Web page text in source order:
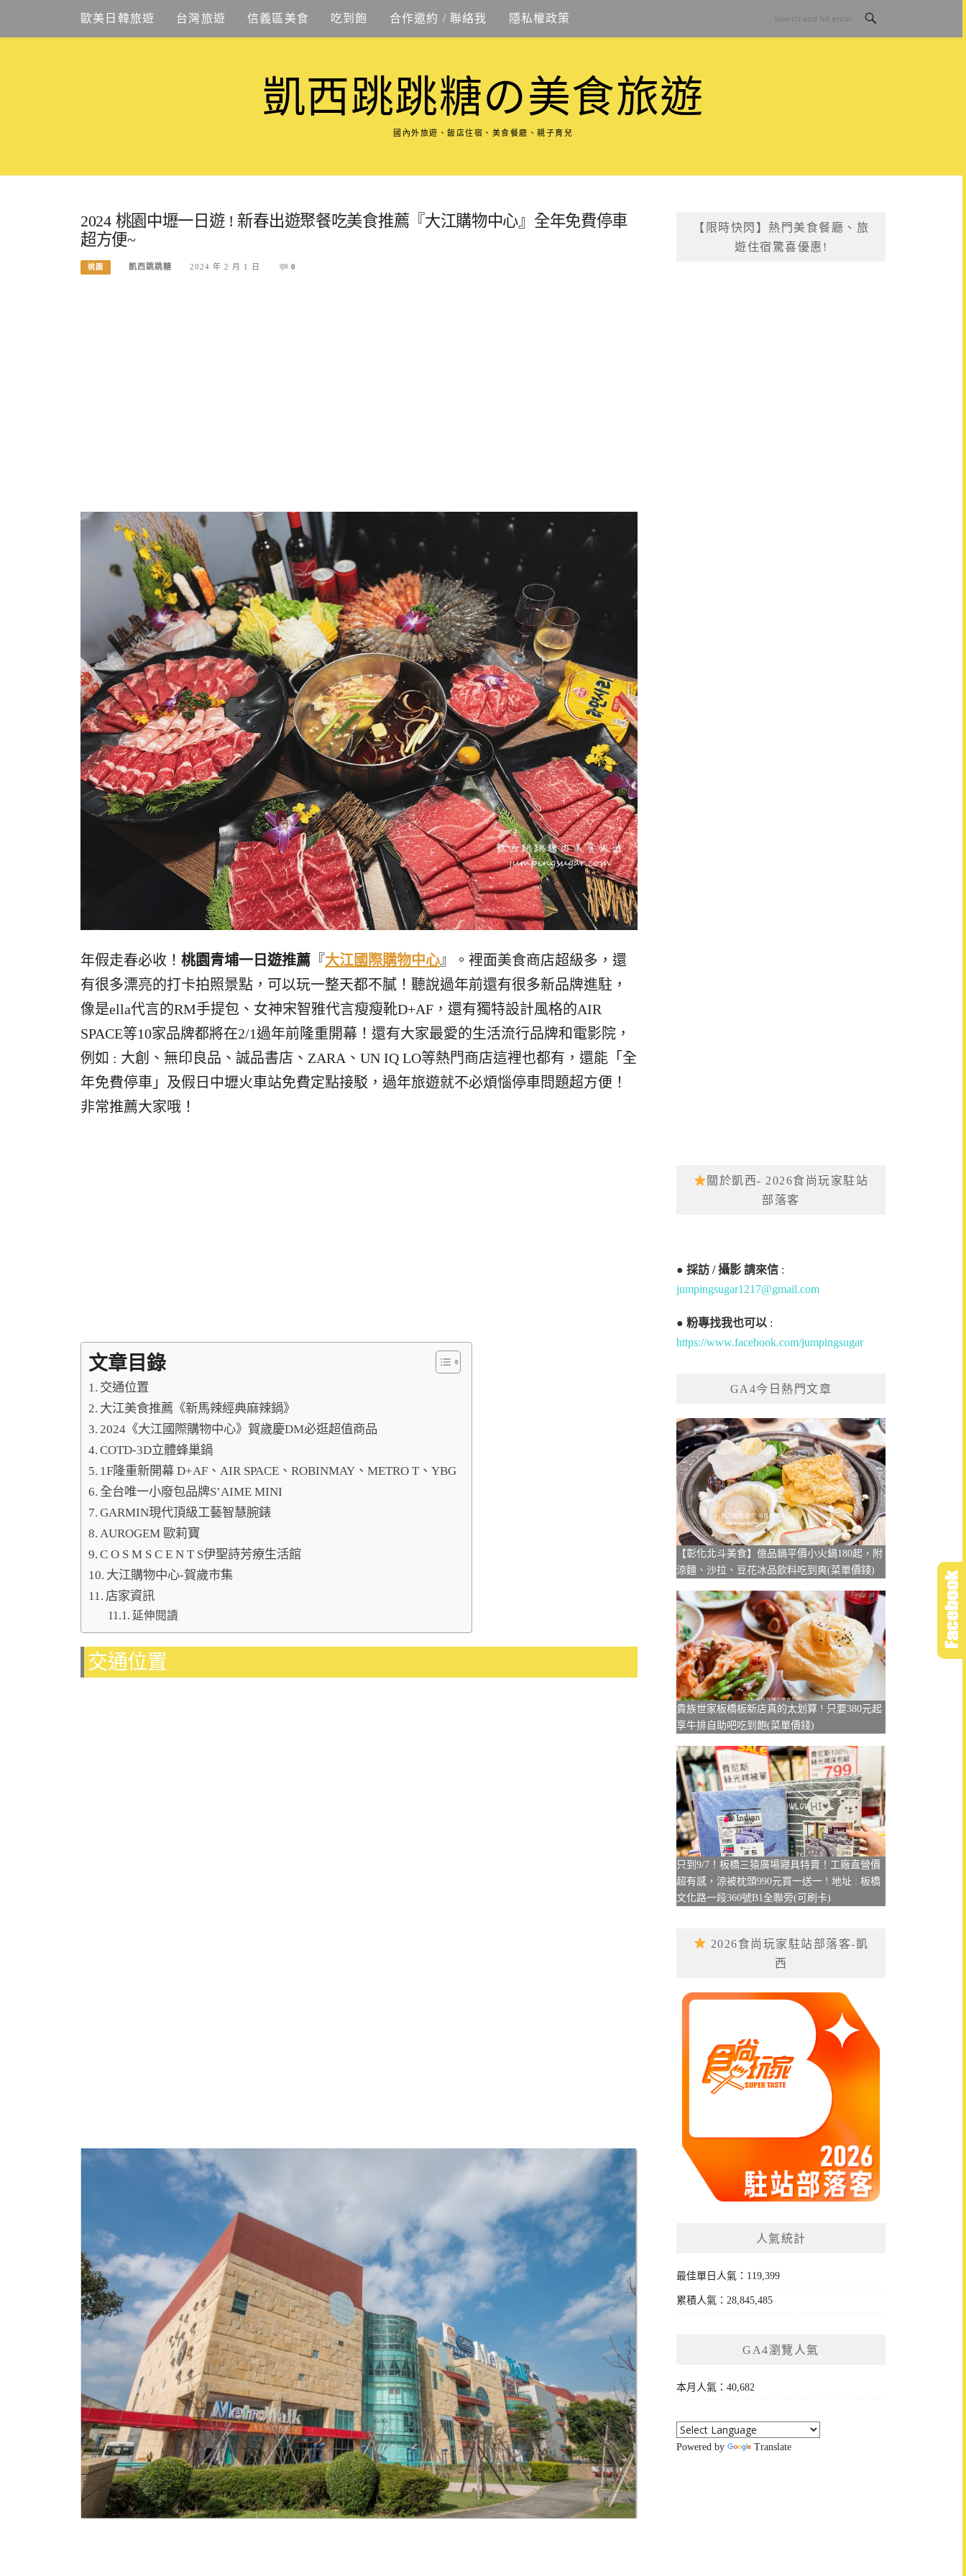
content
歐美日韓旅遊 台灣旅遊 信義區美食 吃到飽 合作邀約 / 聯絡我 隱私權政策
凱西跳跳糖の美食旅遊
國內外旅遊、飯店住宿、美食餐廳、親子育兒
2024 桃園中壢一日遊 ! 新春出遊聚餐吃美食推薦『大江購物中心』全年免費停車
超方便~
桃園 凱西跳跳糖 2024 年 2 月 1 日 0
年假走春必收！ 桃園青埔一日遊推薦 『大江國際購物中心』。裡面美食商店超級多，還
有很多漂亮的打卡拍照景點，可以玩一整天都不膩！聽說過年前還有很多新品牌進駐，
像是ella代言的RM手提包、女神宋智雅代言瘦瘦靴D+AF，還有獨特設計風格的AIR
SPACE等10家品牌都將在2/1過年前隆重開幕！還有大家最愛的生活流行品牌和電影院，
例如 : 大創、無印良品、誠品書店、ZARA、UN IQ LO等熱門商店這裡也都有，還能「全
年免費停車」及假日中壢火車站免費定點接駁，過年旅遊就不必煩惱停車問題超方便！
非常推薦大家哦！
文章目錄
交通位置
大江美食推薦《新馬辣經典麻辣鍋》
2024《大江國際購物中心》賀歲慶DM必逛超值商品
COTD-3D立體蜂巢鍋
1F隆重新開幕 D+AF、AIR SPACE、ROBINMAY、METRO T、YBG
全台唯一小廢包品牌S’AIME MINI
GARMIN現代頂級工藝智慧腕錶
AUROGEM 歐莉寶
C O S M S C E N T S伊聖詩芳療生活館
大江購物中心-賀歲市集
店家資訊
延伸閱讀
交通位置
【限時快閃】熱門美食餐廳、旅
遊住宿驚喜優惠!
關於凱西- 2026食尚玩家駐站
部落客
●採訪 / 攝影 請來信 :
jumpingsugar1217@gmail.com
●粉專找我也可以 :
https://www.facebook.com/jumpingsugar
GA4今日熱門文章
【彰化北斗美食】億品鍋平價小火鍋180起，附
涼麵、沙拉、豆花冰品飲料吃到爽(菜單價錢)
貴族世家板橋板新店真的太划算 ! 只要380元起
享牛排自助吧吃到飽(菜單價錢)
只到9/7！板橋三猿廣場寢具特賣！工廠直營價
超有感，涼被枕頭990元買一送一 ! 地址 : 板橋
文化路一段360號B1全聯旁(可刷卡)
2026食尚玩家駐站部落客-凱
西
人氣統計
最佳單日人氣：119,399
累積人氣：28,845,485
GA4瀏覽人氣
本月人氣：40,682
Powered by Translate